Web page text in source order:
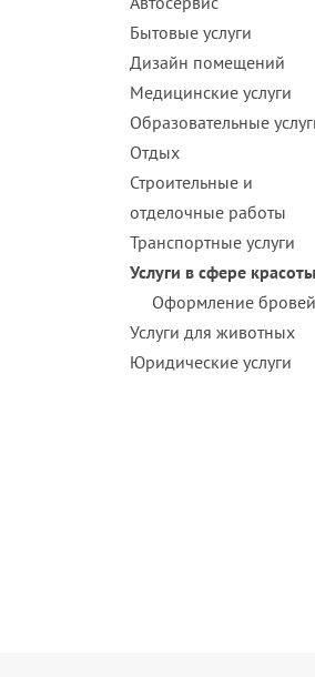
Бытовые услуги
Дизайн помещений
Медицинские услуги
Образовательные
Отдых
Строительные и
отделочные работы
Транспортные услуги
Услуги в сфере красоты
Оформление бровей
Услуги для животных
Юридические услуги